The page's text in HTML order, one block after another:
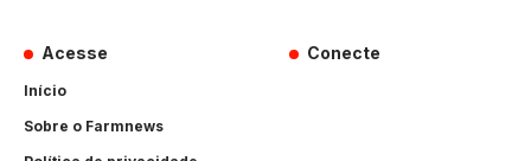
Acesse
Início
Sobre o Farmnews
Conecte